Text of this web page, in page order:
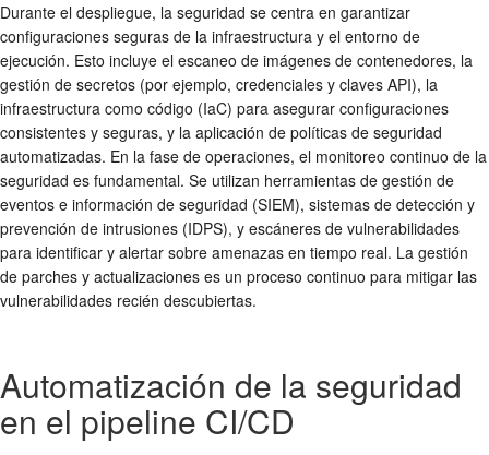
Durante el despliegue, la seguridad se centra en garantizar
configuraciones seguras de la infraestructura y el entorno de
ejecución. Esto incluye el escaneo de imágenes de contenedores, la
gestión de secretos (por ejemplo, credenciales y claves API), la
infraestructura como código (IaC) para asegurar configuraciones
consistentes y seguras, y la aplicación de políticas de seguridad
automatizadas. En la fase de operaciones, el monitoreo continuo de la
seguridad es fundamental. Se utilizan herramientas de gestión de
eventos e información de seguridad (SIEM), sistemas de detección y
prevención de intrusiones (IDPS), y escáneres de vulnerabilidades
para identificar y alertar sobre amenazas en tiempo real. La gestión
de parches y actualizaciones es un proceso continuo para mitigar las
vulnerabilidades recién descubiertas.
Automatización de la seguridad
en el pipeline CI/CD